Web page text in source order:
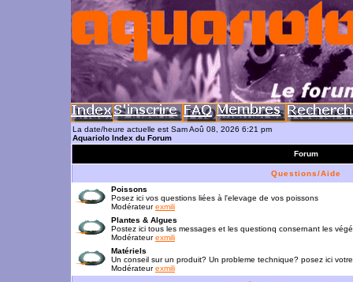
La date/heure actuelle est Sam Aoû 08, 2026 6:21 pm
Aquariolo Index du Forum
Forum
Questions/Aide
Poissons
Posez ici vos questions liées à l'elevage de vos poissons
Modérateurexmili
Plantes & Algues
Postez ici tous les messages et les questionq consernant les
Modérateurexmili
Matériels
Un conseil sur un produit? Un probleme technique? posez ici
Modérateurexmili